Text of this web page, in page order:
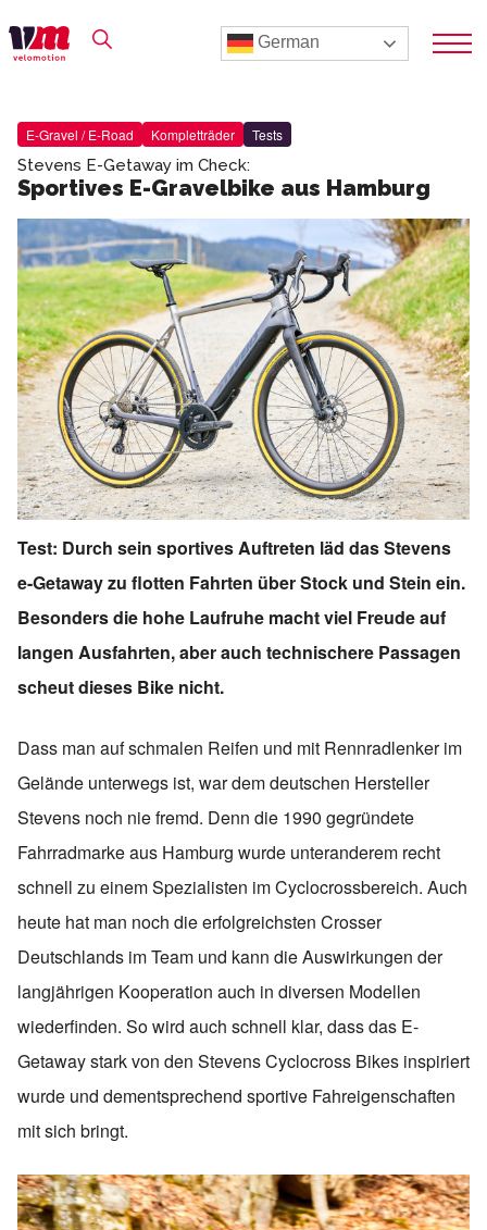
German
E-Gravel / E-Road Kompletträder Tests
Stevens E-Getaway im Check:
Sportives E-Gravelbike aus Hamburg
Test: Durch sein sportives Auftreten läd das Stevens
e-Getaway zu flotten Fahrten über Stock und Stein ein.
Besonders die hohe Laufruhe macht viel Freude auf
langen Ausfahrten, aber auch technischere Passagen
scheut dieses Bike nicht.
Dass man auf schmalen Reifen und mit Rennradlenker im
Gelände unterwegs ist, war dem deutschen Hersteller
Stevens noch nie fremd. Denn die 1990 gegründete
Fahrradmarke aus Hamburg wurde unteranderem recht
schnell zu einem Spezialisten im Cyclocrossbereich. Auch
heute hat man noch die erfolgreichsten Crosser
Deutschlands im Team und kann die Auswirkungen der
langjährigen Kooperation auch in diversen Modellen
wiederfinden. So wird auch schnell klar, dass das E-
Getaway stark von den Stevens Cyclocross Bikes inspiriert
wurde und dementsprechend sportive Fahreigenschaften
mit sich bringt.